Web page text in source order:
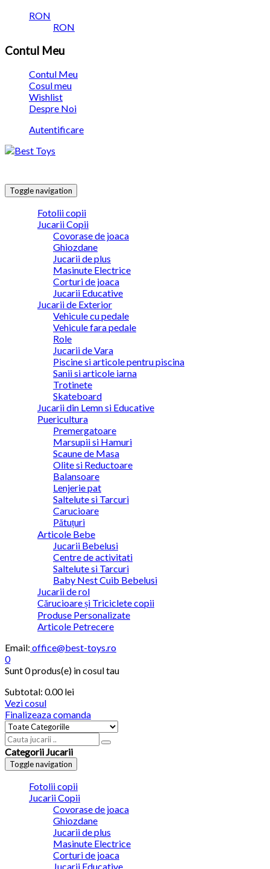
RON
RON
Contul Meu
Contul Meu
Cosul meu
Wishlist
Despre Noi
Autentificare
Toggle navigation
Fotolii copii
Jucarii Copii
Covorase de joaca
Ghiozdane
Jucarii de plus
Masinute Electrice
Corturi de joaca
Jucarii Educative
Jucarii de Exterior
Vehicule cu pedale
Vehicule fara pedale
Role
Jucarii de Vara
Piscine si articole pentru piscina
Sanii si articole iarna
Trotinete
Skateboard
Jucarii din Lemn si Educative
Puericultura
Premergatoare
Marsupii si Hamuri
Scaune de Masa
Olite si Reductoare
Balansoare
Lenjerie pat
Saltelute si Tarcuri
Carucioare
Pătuțuri
Articole Bebe
Jucarii Bebelusi
Centre de activitati
Saltelute si Tarcuri
Baby Nest Cuib Bebelusi
Jucarii de rol
Cărucioare și Triciclete copii
Produse Personalizate
Articole Petrecere
Email: office@best-toys.ro
0
Sunt0 produs(e) in cosul tau
Subtotal: 0.00lei
Vezi cosul
Finalizeaza comanda
Categorii Jucarii
Toggle navigation
Fotolii copii
Jucarii Copii
Covorase de joaca
Ghiozdane
Jucarii de plus
Masinute Electrice
Corturi de joaca
Jucarii Educative